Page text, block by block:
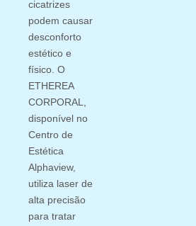
cicatrizes
podem causar
desconforto
estético e
físico. O
ETHEREA
CORPORAL,
disponível no
Centro de
Estética
Alphaview,
utiliza laser de
alta precisão
para tratar